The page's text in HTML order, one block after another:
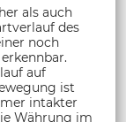
als auch
des
noch
auf
ist
intakter
Währung im